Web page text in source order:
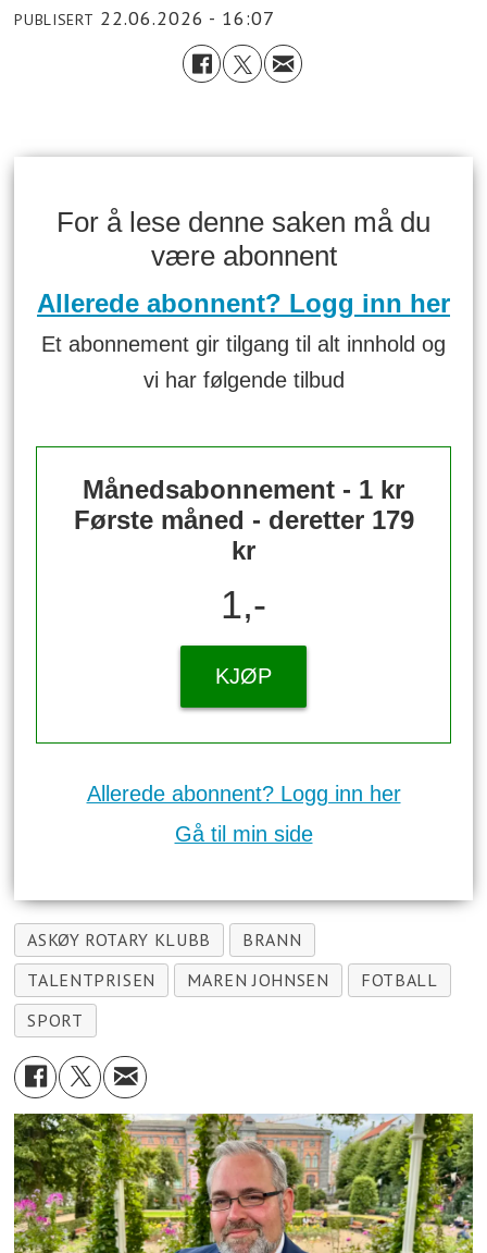
PUBLISERT 22.06.2026 - 16:07
For å lese denne saken må du
være abonnent
Allerede abonnent? Logg inn her
Et abonnement gir tilgang til alt innhold og
vi har følgende tilbud
Månedsabonnement - 1 kr
Første måned - deretter 179
kr
1,-
KJØP
Allerede abonnent? Logg inn her
Gå til min side
ASKØY ROTARY KLUBB
BRANN
TALENTPRISEN
MAREN JOHNSEN
FOTBALL
SPORT